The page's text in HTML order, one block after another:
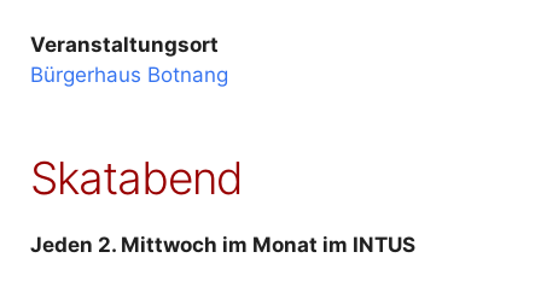
Veranstaltungsort
Bürgerhaus Botnang
Skatabend
Jeden 2. Mittwoch im Monat im INTUS